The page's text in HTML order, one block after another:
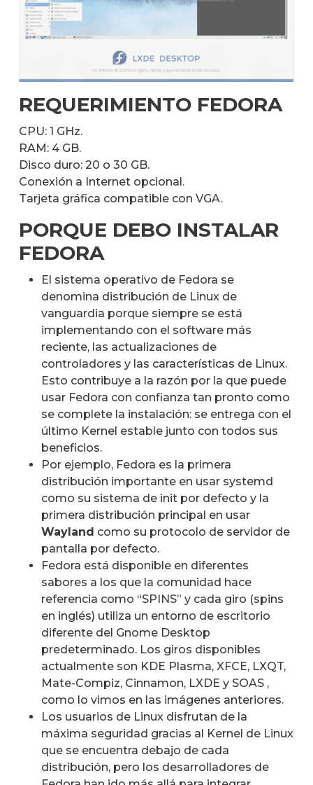
REQUERIMIENTO FEDORA
CPU: 1 GHz.
RAM: 4 GB.
Disco duro: 20 o 30 GB.
Conexión a Internet opcional.
Tarjeta gráfica compatible con VGA.
PORQUE DEBO INSTALAR
FEDORA
El sistema operativo de Fedora se
denomina distribución de Linux de
vanguardia porque siempre se está
implementando con el software más
reciente, las actualizaciones de
controladores y las características de Linux.
Esto contribuye a la razón por la que puede
usar Fedora con confianza tan pronto como
se complete la instalación: se entrega con el
último Kernel estable junto con todos sus
beneficios.
Por ejemplo, Fedora es la primera
distribución importante en usar systemd
como su sistema de init por defecto y la
primera distribución principal en usar
Wayland como su protocolo de servidor de
pantalla por defecto.
Fedora está disponible en diferentes
sabores a los que la comunidad hace
referencia como “SPINS” y cada giro (spins
en inglés) utiliza un entorno de escritorio
diferente del Gnome Desktop
predeterminado. Los giros disponibles
actualmente son KDE Plasma, XFCE, LXQT,
Mate-Compiz, Cinnamon, LXDE y SOAS ,
como lo vimos en las imágenes anteriores.
Los usuarios de Linux disfrutan de la
máxima seguridad gracias al Kernel de Linux
que se encuentra debajo de cada
distribución, pero los desarrolladores de